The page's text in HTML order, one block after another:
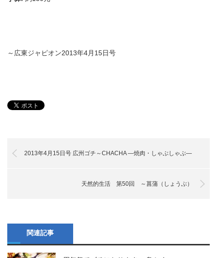
～広東ジャピオン2013年4月15日号
2013年4月15日号 広州ゴチ～CHACHA ―焼肉・しゃぶしゃぶ―
天然的生活 第50回 ～菖蒲（しょうぶ）
関連記事